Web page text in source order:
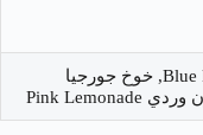
توت ازرق Blue Raspberry, خوخ جورجيا